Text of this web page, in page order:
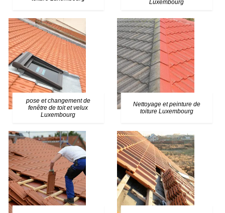
Luxembourg
pose et changement de
fenêtre de toit et velux
Luxembourg
Nettoyage et peinture de
toiture Luxembourg